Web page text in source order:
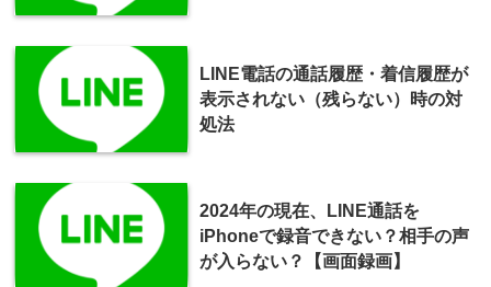
LINE電話の通話履歴・着信履歴が
表示されない（残らない）時の対
処法
2024年の現在、LINE通話を
iPhoneで録音できない？相手の声
が入らない？【画面録画】